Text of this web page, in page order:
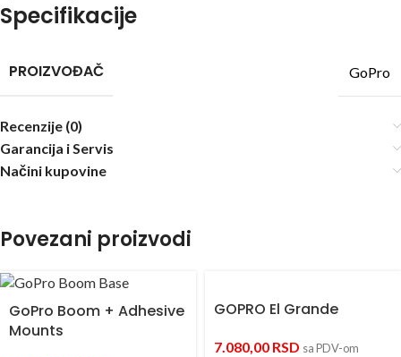
Specifikacije
PROIZVOĐAČ GoPro
Recenzije (0)
Garancija i Servis
Načini kupovine
Povezani proizvodi
GoPro Boom + Adhesive
Mounts
GOPRO El Grande
7.080,00 RSD sa PDV-om